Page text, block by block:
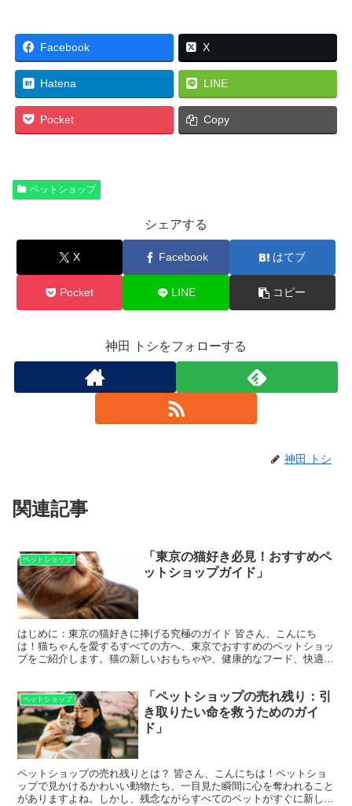
Facebook X
Hatena LINE
Pocket Copy
ペットショップ
シェアする
X Facebook はてブ
Pocket LINE コピー
神田 トシをフォローする
神田 トシ
関連記事
ペットショップ
「東京の猫好き必見！おすすめペ
ットショップガイド」
はじめに：東京の猫好きに捧げる究極のガイド 皆さん、こんにち
は！猫ちゃんを愛するすべての方へ、東京でおすすめのペットショッ
プをご紹介します。猫の新しいおもちゃや、健康的なフード、快適な
ペットショップ
「ペットショップの売れ残り：引
き取りたい命を救うためのガイ
ド」
ペットショップの売れ残りとは？ 皆さん、こんにちは！ペットショ
ップで見かけるかわいい動物たち、一目見た瞬間に心を奪われること
がありますよね。しかし、残念ながらすべてのペットがすぐに新しい